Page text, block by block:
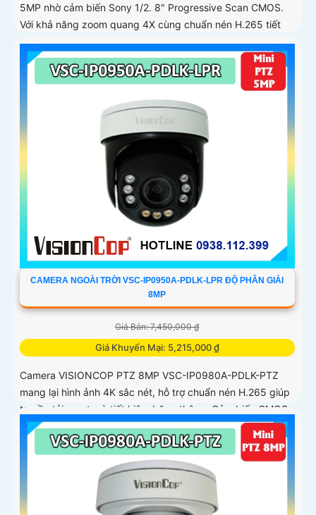
5MP nhờ cảm biến Sony 1/2. 8" Progressive Scan CMOS.
Với khả năng zoom quang 4X cùng chuẩn nén H.265 tiết
kiệm dung lượng...
CAMERA NGOÀI TRỜI VSC-IP0950A-PDLK-LPR ĐỘ PHÂN GIẢI
8MP
Giá Bán: 7,450,000 ₫
Giá Khuyến Mại: 5,215,000 ₫
Camera VISIONCOP PTZ 8MP VSC-IP0980A-PDLK-PTZ
mang lại hình ảnh 4K sắc nét, hỗ trợ chuẩn nén H.265 giúp
truyền tải mượt mà tiết kiệm băng thông. Cảm biến CMOS
1/2